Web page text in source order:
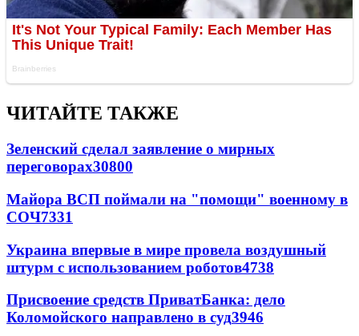
ЧИТАЙТЕ ТАКЖЕ
Зеленский сделал заявление о мирных
переговорах30800
Майора ВСП поймали на "помощи" военному в
СОЧ7331
Украина впервые в мире провела воздушный
штурм с использованием роботов4738
Присвоение средств ПриватБанка: дело
Коломойского направлено в суд3946